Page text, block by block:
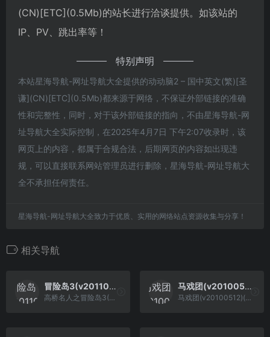
(CN)[ETC](0.5Mb)的站长进行洽谈提供。如该站的
IP、PV、跳出率等！
特别声明
本站星海导航-网址导航大全提供的动动脑2 – 国中英文(繁)[圣
谦](CN)[ETC](0.5Mb)都来源于网络，不保证外部链接的准确
性和完整性，同时，对于该外部链接的指向，不由星海导航-网
址导航大全实际控制，在2025年4月7日 下午2:07收录时，该
网页上的内容，都属于合规合法，后期网页的内容如出现违
规，可以直接联系网站管理员进行删除，星海导航-网址导航大
全不承担任何责任。
星海导航-网址导航大全致力于优质、实用的网络站点资源收集与分享！
相关导航
冒险岛3(v20110101)(繁)[Nokoh](JP)[ACT](2.18Mb)
高桥名人之冒险岛3(v20110101)(繁)[Nokoh](JP)[ACT](2.18Mb)
马戏团(v20100512)(繁)[Nokoh](JP)[ACT](0.37Mb)
马戏团(v20100512)(繁)[Nokoh](JP)[ACT](0.37Mb)